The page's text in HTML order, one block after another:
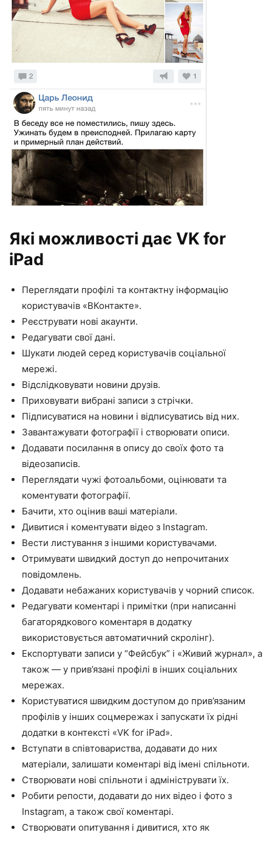
Які можливості дає VK for
iPad
Переглядати профілі та контактну інформацію
користувачів «ВКонтакте».
Реєструвати нові акаунти.
Редагувати свої дані.
Шукати людей серед користувачів соціальної
мережі.
Відслідковувати новини друзів.
Приховувати вибрані записи з стрічки.
Підписуватися на новини і відписуватись від них.
Завантажувати фотографії і створювати описи.
Додавати посилання в опису до своїх фото та
відеозаписів.
Переглядати чужі фотоальбоми, оцінювати та
коментувати фотографії.
Бачити, хто оцінив ваші матеріали.
Дивитися і коментувати відео з Instagram.
Вести листування з іншими користувачами.
Отримувати швидкий доступ до непрочитаних
повідомлень.
Додавати небажаних користувачів у чорний список.
Редагувати коментарі і примітки (при написанні
багаторядкового коментаря в додатку
використовується автоматичний скролінг).
Експортувати записи у “Фейсбук” і «Живий журнал», а
також — у прив’язані профілі в інших соціальних
мережах.
Користуватися швидким доступом до прив’язаним
профілів у інших соцмережах і запускати їх рідні
додатки в контексті «VK for iPad».
Вступати в співтовариства, додавати до них
матеріали, залишати коментарі від імені спільноти.
Створювати нові спільноти і адмініструвати їх.
Робити репости, додавати до них відео і фото з
Instagram, а також свої коментарі.
Створювати опитування і дивитися, хто як